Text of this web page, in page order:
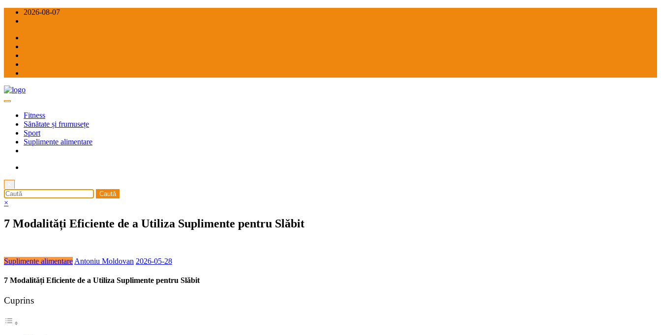
2026-08-07
Sport Power
Fitness
Sănătate și frumusețe
Sport
Suplimente alimentare
×
7 Modalități Eficiente de a Utiliza Suplimente pentru Slăbit
Suplimente alimentare Antoniu Moldovan 2026-05-28
7 Modalități Eficiente de a Utiliza Suplimente pentru Slăbit
Cuprins